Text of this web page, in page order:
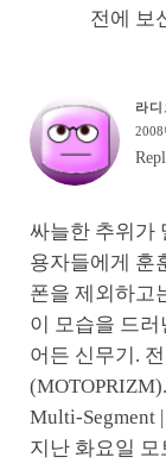
전에 보
라
2008
싸늘한 추위가
용자들에게 훈
폰을 제외하고
이 모습을 드
어든 신무기.
Multi-Segment |
지난 화요일 모